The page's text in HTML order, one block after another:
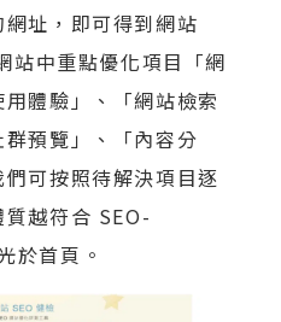
址，即可得到網站
站中重點優化項目「網
體驗」、「網站檢索
預覽」、「內容分
可按照待解決項目逐
越符合 SEO-
於首頁。